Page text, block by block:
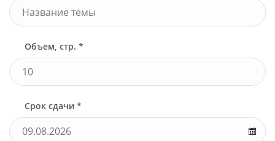
Объем, стр. *
Срок сдачи *